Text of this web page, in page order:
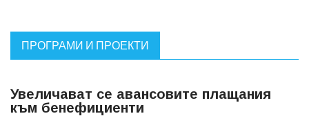
ПРОГРАМИ И ПРОЕКТИ
Увеличават се авансовите плащания
към бенефициенти